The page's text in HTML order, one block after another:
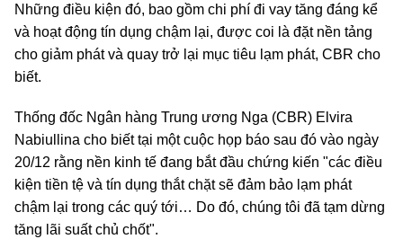
Những điều kiện đó, bao gồm chi phí đi vay tăng đáng kể
và hoạt động tín dụng chậm lại, được coi là đặt nền tảng
cho giảm phát và quay trở lại mục tiêu lạm phát, CBR cho
biết.
Thống đốc Ngân hàng Trung ương Nga (CBR) Elvira
Nabiullina cho biết tại một cuộc họp báo sau đó vào ngày
20/12 rằng nền kinh tế đang bắt đầu chứng kiến "các điều
kiện tiền tệ và tín dụng thắt chặt sẽ đảm bảo lạm phát
chậm lại trong các quý tới… Do đó, chúng tôi đã tạm dừng
tăng lãi suất chủ chốt".